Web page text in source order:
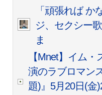
「頑張れば
ジ、セクシー
ま
【Mnet】イム
演のラブロマン
題)』5月20日(金